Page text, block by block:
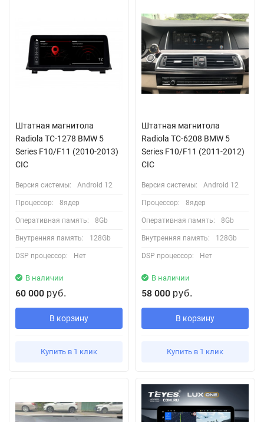
Штатная магнитола
Radiola TC-1278 BMW 5
Series F10/F11 (2010-2013)
CIC
Версия системы: Android 12
Процессор: 8ядер
Оперативная память: 8Gb
Внутренняя память: 128Gb
DSP процессор: Нет
В наличии
60 000 руб.
В корзину
Купить в 1 клик
Штатная магнитола
Radiola TC-6208 BMW 5
Series F10/F11 (2011-2012)
CIC
Версия системы: Android 12
Процессор: 8ядер
Оперативная память: 8Gb
Внутренняя память: 128Gb
DSP процессор: Нет
В наличии
58 000 руб.
В корзину
Купить в 1 клик